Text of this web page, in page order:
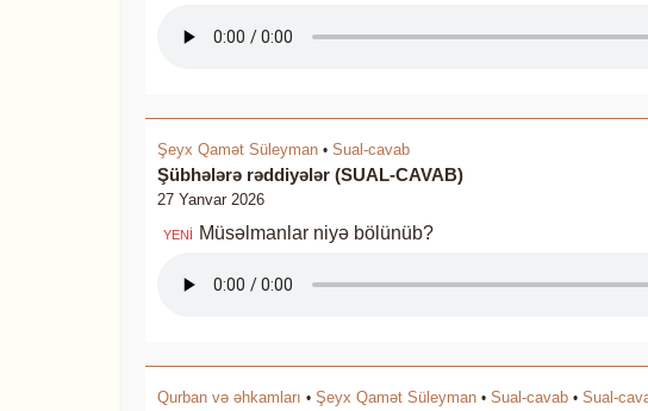
Şeyx Qamət Süleyman • Sual-cavab
Şübhələrə rəddiyələr (SUAL-CAVAB)
27 Yanvar 2026
YENİ Müsəlmanlar niyə bölünüb?
Qurban və əhkamları • Şeyx Qamət Süleyman • Sual-cavab • Sual-